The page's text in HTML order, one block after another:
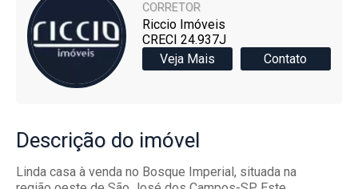
CORRETOR
Riccio Imóveis
CRECI 24.937J
Veja Mais
Contato
Descrição do imóvel
Linda casa à venda no Bosque Imperial, situada na